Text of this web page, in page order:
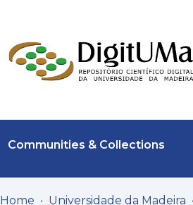
Communities & Collections
Home Universidade da Madeira